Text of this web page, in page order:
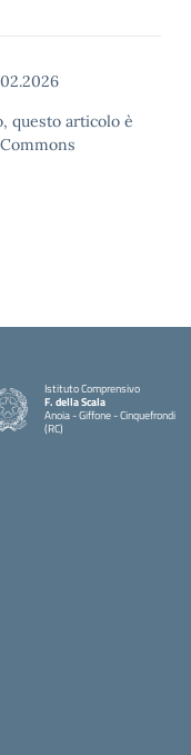
questo articolo è
Istituto Comprensivo
F. della Scala
Anoia - Giffone - Cinquefrondi
(RC)